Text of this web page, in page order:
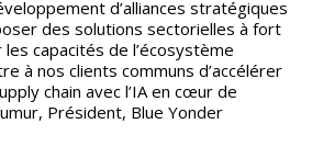
d’alliances stratégiques
des solutions sectorielles à fort
capacités de l’écosystème
à nos clients communs d’accélérer
chain avec l’IA en cœur de
Président, Blue Yonder